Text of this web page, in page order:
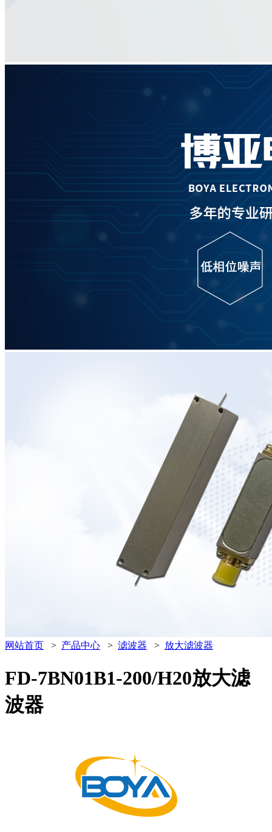
网站首页 > 产品中心 > 滤波器 > 放大滤波器
FD-7BN01B1-200/H20放大滤
波器